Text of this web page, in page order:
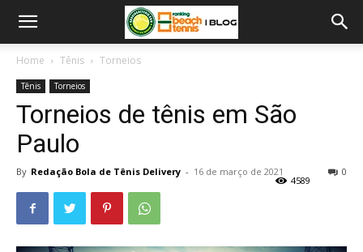
Home Tênis Torneios
Tênis Torneios
Torneios de tênis em São
Paulo
By Redação Bola de Tênis Delivery - 16 de março de 2021 0
4589